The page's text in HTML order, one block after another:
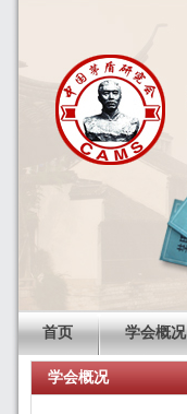
首页 学会概况
学会概况